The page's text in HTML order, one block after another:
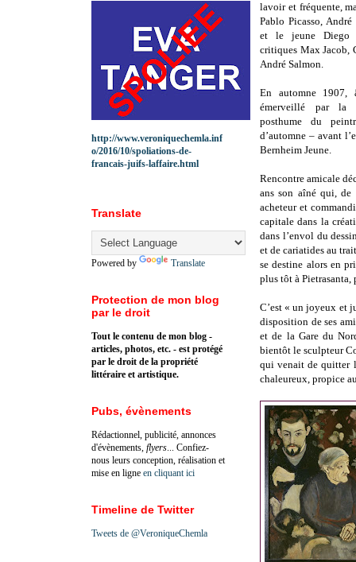
lavoir et fréquente,
Pablo Picasso,
et le jeune Diego
critiques Max Jacob,
André Salmon.
En automne
émerveillé par la
posthume du
d’automne – avant
Bernheim Jeune.
Rencontre amicale
ans son aîné qui,
acheteur et
capitale dans la
dans l’envol du
et de cariatides au
se destine alors en
plus tôt à
C’est « un joyeux et
disposition de ses
et de la Gare du
bientôt le sculpteur
qui venait de quitter
chaleureux, propice
http://www.veroniquechemla.inf
o/2016/10/spoliations-de-
francais-juifs-laffaire.html
Translate
Powered by Translate
Protection de mon blog
par le droit
Tout le contenu de mon blog -
articles, photos, etc. - est protégé
par le droit de la propriété
littéraire et artistique.
Pubs, évènements
Rédactionnel, publicité, annonces
d'évènements, flyers ... Confiez-
nous leurs conception, réalisation et
mise en ligne en cliquant ici
Timeline de Twitter
Tweets de @VeroniqueChemla